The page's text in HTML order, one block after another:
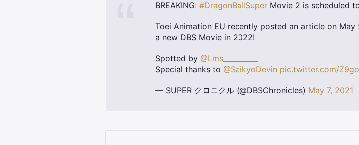
BREAKING: #DragonBallSuper Movie 2 is scheduled
Toei Animation EU recently posted an article on
a new DBS Movie in 2022!
Spotted by @Lms__________
Special thanks to @SaikyoDevin pic.twitter.com/
— SUPER クロニクル (@DBSChronicles) May 7, 2021